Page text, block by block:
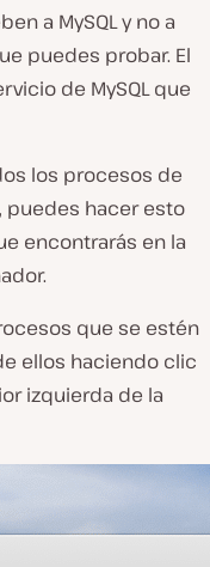
a MySQL y no a
puedes probar. El
de MySQL que
los procesos de
puedes hacer esto
encontrarás en la
que se estén
ellos haciendo clic
izquierda de la